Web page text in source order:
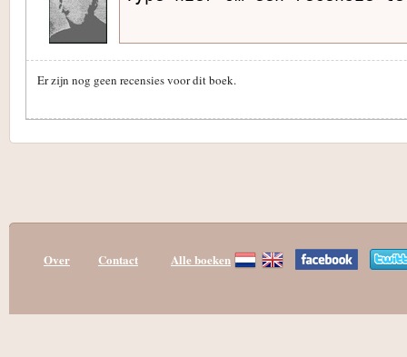
Er zijn nog geen recensies voor dit boek.
Over Contact Alle boeken